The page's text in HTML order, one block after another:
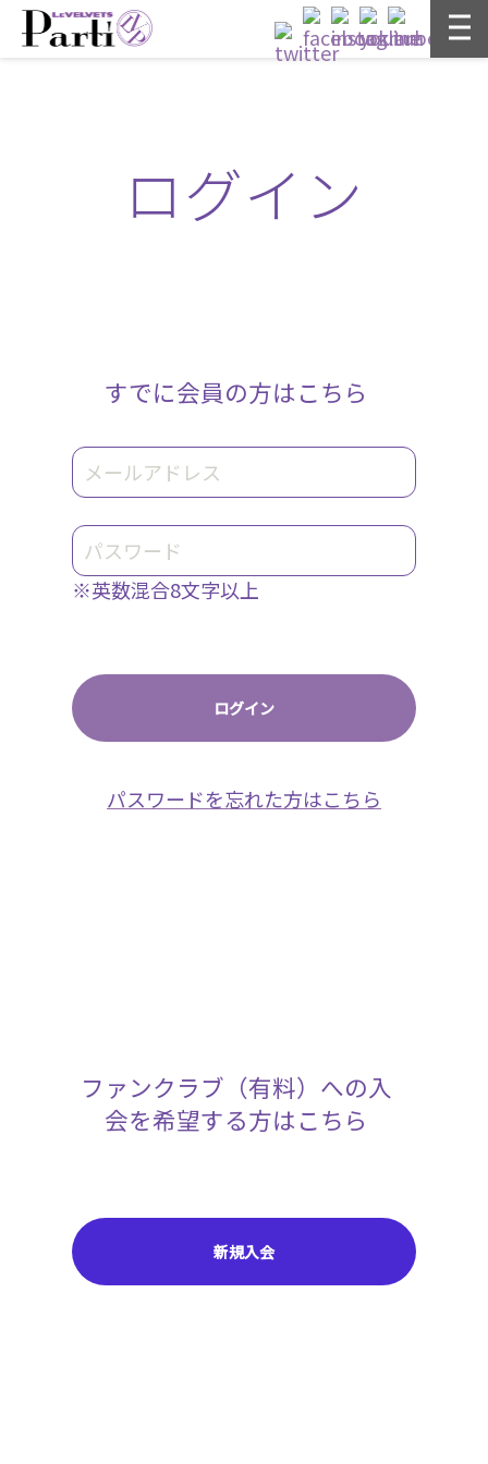
ログイン
すでに会員の方はこちら
※英数混合8文字以上
パスワードを忘れた方はこちら
ファンクラブ（有料）への入
会を希望する方はこちら